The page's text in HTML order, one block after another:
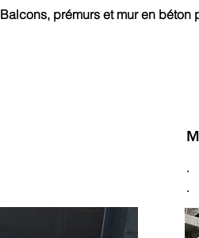
Balcons, prémurs et mur en
.
.